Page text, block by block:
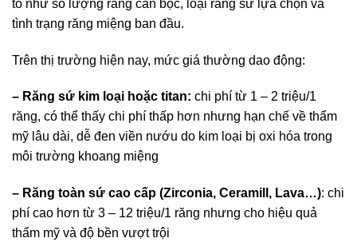
tố như số lượng răng cần bọc, loại răng sứ lựa chọn và
tình trạng răng miệng ban đầu.
Trên thị trường hiện nay, mức giá thường dao động:
– Răng sứ kim loại hoặc titan: chi phí từ 1 – 2 triệu/1
răng, có thể thấy chi phí thấp hơn nhưng hạn chế về thẩm
mỹ lâu dài, dễ đen viền nướu do kim loại bị oxi hóa trong
môi trường khoang miệng
– Răng toàn sứ cao cấp (Zirconia, Ceramill, Lava…): chi
phí cao hơn từ 3 – 12 triệu/1 răng nhưng cho hiệu quả
thẩm mỹ và độ bền vượt trội